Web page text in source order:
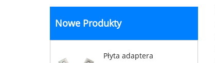
Nowe Produkty
Płyta adaptera